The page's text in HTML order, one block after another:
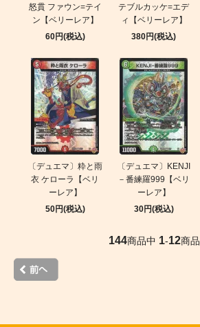
怒貫 ファウン=テイ
ン【ベリーレア】
60円(税込)
テブルカッケ=エデ
ィ【ベリーレア】
380円(税込)
〔デュエマ〕粋と雨
衣 ケローラ【ベリ
ーレア】
50円(税込)
〔デュエマ〕KENJI
－番練羅999【ベリ
ーレア】
30円(税込)
144商品中 1-12商品